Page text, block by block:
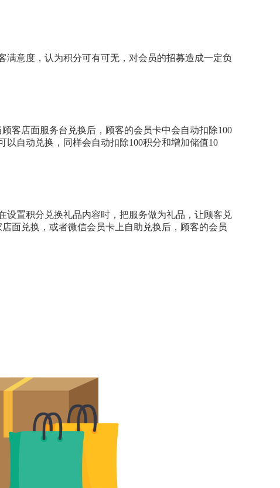
满意度，认为积分可有可无，对会员的招募造成一定负
客店面服务台兑换后，顾客的会员卡中会自动扣除100
自动兑换，同样会自动扣除100积分和增加储值10
设置积分兑换礼品内容时，把服务做为礼品，让顾客兑
面兑换，或者微信会员卡上自助兑换后，顾客的会员